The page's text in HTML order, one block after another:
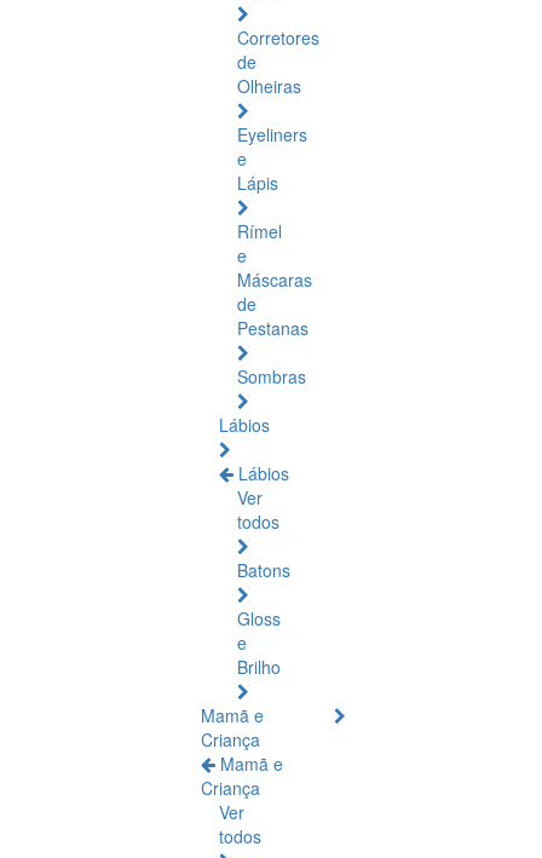
Corretores
de
Olheiras
Eyeliners
e
Lápis
Rímel
e
Máscaras
de
Pestanas
Sombras
Lábios
Lábios
Ver
todos
Batons
Gloss
e
Brilho
Mamã e
Criança
Mamã e
Criança
Ver
todos